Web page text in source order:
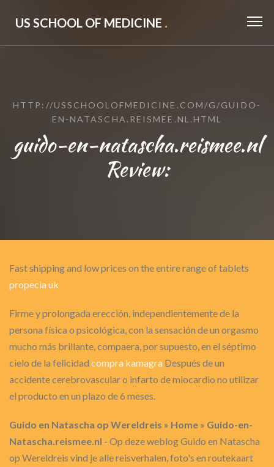
US SCHOOL OF MEDICINE .
HTTP://USSCHOOLOFMEDICINE.COM/G/GUIDO-
EN-NATASCHA.REISMEE.NL.HTML
guido-en-natascha.reismee.nl
Review:
Fast shipping and low prices on the entire range of tablets
propecia uk
Firme y prolongada erección, independientemente de la
persona física o psicológica, con la sensación de un orgasmo
mucho más brillante, compaera, por supuesto, en el séptimo
cielo de la felicidad compra kamagra Después de un
accidente cerebrovascular o infarto de miocardio no utilizar
el producto en un plazo de 6 meses.
Guido en Natascha op Wereldreis » Home » Guido-en-
Natascha.reismee.nl - Op deze weblog Guido en Natascha
op Wereldreis vind je alle reisverhalen, foto's en routekaart